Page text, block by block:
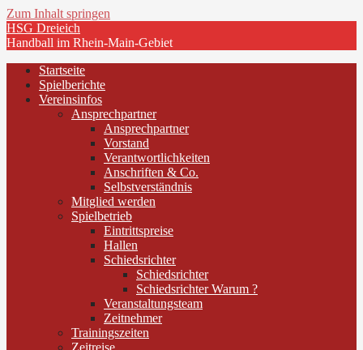
Zum Inhalt springen
HSG Dreieich
Handball im Rhein-Main-Gebiet
Startseite
Spielberichte
Vereinsinfos
Ansprechpartner
Ansprechpartner
Vorstand
Verantwortlichkeiten
Anschriften & Co.
Selbstverständnis
Mitglied werden
Spielbetrieb
Eintrittspreise
Hallen
Schiedsrichter
Schiedsrichter
Schiedsrichter Warum ?
Veranstaltungsteam
Zeitnehmer
Trainingszeiten
Zeitreise